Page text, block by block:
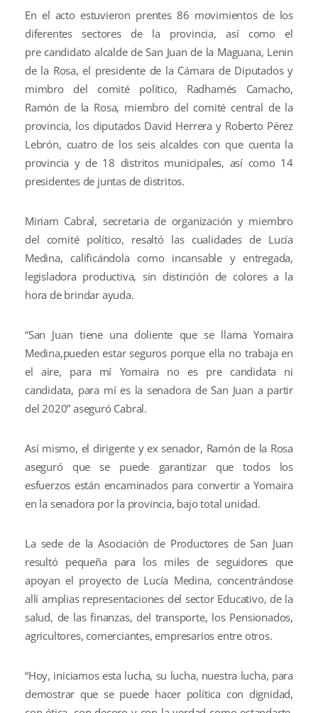
En el acto estuvieron prentes 86 movimientos de los
diferentes sectores de la provincia, así como el
pre candidato alcalde de San Juan de la Maguana, Lenin
de la Rosa, el presidente de la Cámara de Diputados y
mimbro del comité político, Radhamés Camacho,
Ramón de la Rosa, miembro del comité central de la
provincia, los diputados David Herrera y Roberto Pérez
Lebrón, cuatro de los seis alcaldes con que cuenta la
provincia y de 18 distritos municipales, así como 14
presidentes de juntas de distritos.
Miriam Cabral, secretaria de organización y miembro
del comité político, resaltó las cualidades de Lucía
Medina, calificándola como incansable y entregada,
legisladora productiva, sin distinción de colores a la
hora de brindar ayuda.
“San Juan tiene una doliente que se llama Yomaira
Medina,pueden estar seguros porque ella no trabaja en
el aire, para mí Yomaira no es pre candidata ni
candidata, para mí es la senadora de San Juan a partir
del 2020” aseguró Cabral.
Así mismo, el dirigente y ex senador, Ramón de la Rosa
aseguró que se puede garantizar que todos los
esfuerzos están encaminados para convertir a Yomaira
en la senadora por la provincia, bajo total unidad.
La sede de la Asociación de Productores de San Juan
resultó pequeña para los miles de seguidores que
apoyan el proyecto de Lucía Medina, concentrándose
allí amplias representaciones del sector Educativo, de la
salud, de las finanzas, del transporte, los Pensionados,
agricultores, comerciantes, empresarios entre otros.
“Hoy, iniciamos esta lucha, su lucha, nuestra lucha, para
demostrar que se puede hacer política con dignidad,